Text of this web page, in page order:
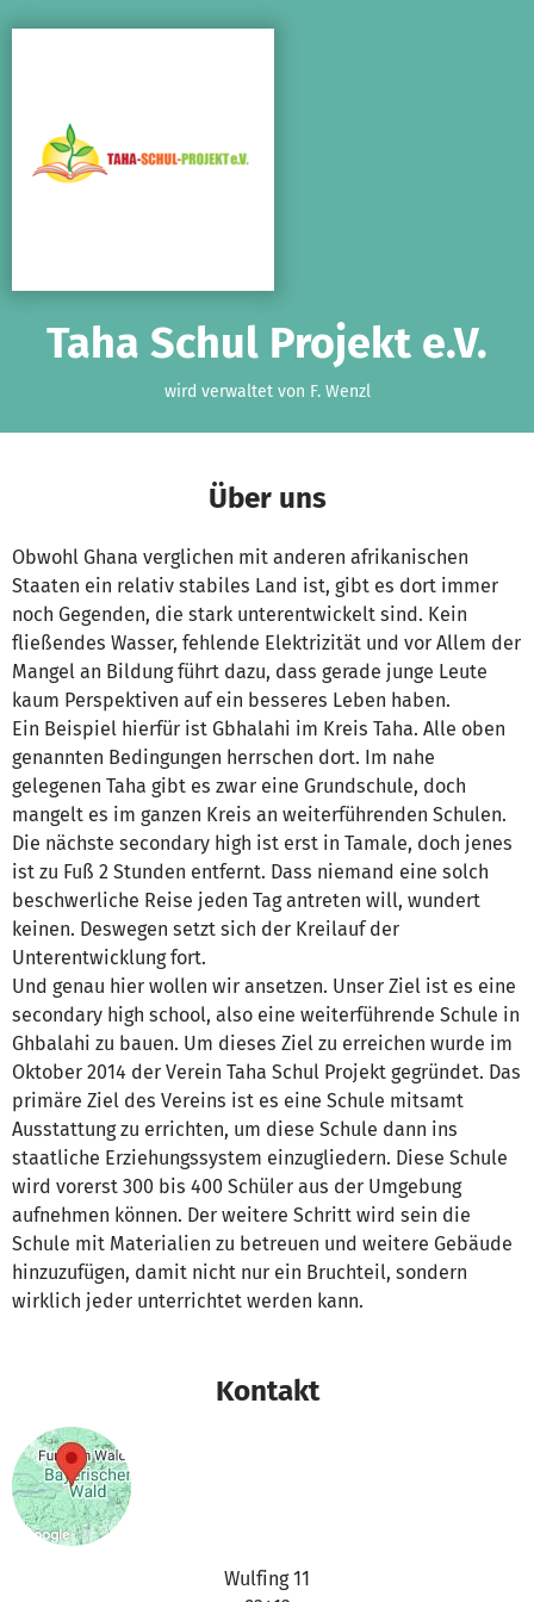
Taha Schul Projekt e.V.
wird verwaltet von F. Wenzl
Über uns
Obwohl Ghana verglichen mit anderen afrikanischen
Staaten ein relativ stabiles Land ist, gibt es dort immer
noch Gegenden, die stark unterentwickelt sind. Kein
fließendes Wasser, fehlende Elektrizität und vor Allem der
Mangel an Bildung führt dazu, dass gerade junge Leute
kaum Perspektiven auf ein besseres Leben haben.
Ein Beispiel hierfür ist Gbhalahi im Kreis Taha. Alle oben
genannten Bedingungen herrschen dort. Im nahe
gelegenen Taha gibt es zwar eine Grundschule, doch
mangelt es im ganzen Kreis an weiterführenden Schulen.
Die nächste secondary high ist erst in Tamale, doch jenes
ist zu Fuß 2 Stunden entfernt. Dass niemand eine solch
beschwerliche Reise jeden Tag antreten will, wundert
keinen. Deswegen setzt sich der Kreilauf der
Unterentwicklung fort.
Und genau hier wollen wir ansetzen. Unser Ziel ist es eine
secondary high school, also eine weiterführende Schule in
Ghbalahi zu bauen. Um dieses Ziel zu erreichen wurde im
Oktober 2014 der Verein Taha Schul Projekt gegründet. Das
primäre Ziel des Vereins ist es eine Schule mitsamt
Ausstattung zu errichten, um diese Schule dann ins
staatliche Erziehungssystem einzugliedern. Diese Schule
wird vorerst 300 bis 400 Schüler aus der Umgebung
aufnehmen können. Der weitere Schritt wird sein die
Schule mit Materialien zu betreuen und weitere Gebäude
hinzuzufügen, damit nicht nur ein Bruchteil, sondern
wirklich jeder unterrichtet werden kann.
Kontakt
Wulfing 11